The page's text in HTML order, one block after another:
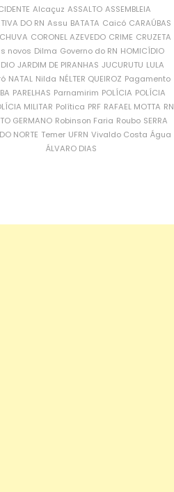
Alcaçuz ASSALTO ASSEMBLEIA
DO RN Assu BATATA Caicó CARAÚBAS
CORONEL AZEVEDO CRIME CRUZETA
novos Dilma Governo do RN HOMICÍDIO
JARDIM DE PIRANHAS JUCURUTU LULA
NATAL Nilda NÉLTER QUEIROZ Pagamento
PARELHAS Parnamirim POLÍCIA POLÍCIA
MILITAR Política PRF RAFAEL MOTTA RN
GERMANO Robinson Faria Roubo SERRA
NORTE Temer UFRN Vivaldo Costa Água
ÁLVARO DIAS